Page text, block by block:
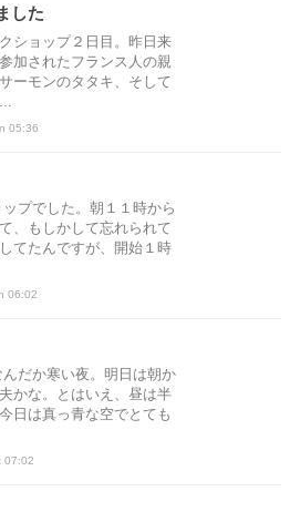
した
ショップ２日目。昨日来
加されたフランス人の親
ーモンのタタキ、そして
05:36
プでした。朝１１時から
、もしかして忘れられて
てたんですが、開始１時
06:02
だか寒い夜。明日は朝か
かな。とはいえ、昼は半
日は真っ青な空でとても
07:02